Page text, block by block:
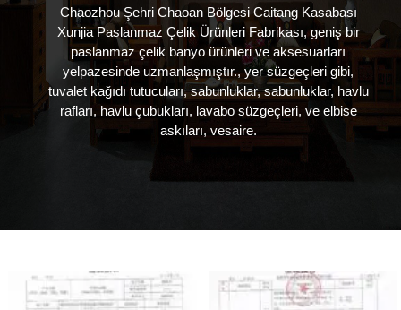
(gxunjia'nın sergi
örnekleri) Gdxunjia
fabrikasının ürünleri web
sitesi:https://Bu ürünler
hakkında bilgi edinmek
istiyorsanız,
yapabilirsiniz…
arasında fabrikamızın
ürettiği çeşitli paslanmaz
çelik banyo ürünleri yer
alacak, paslanmaz çelik
zemin drenajları gibi,
paslanmaz çelik
havalandırma delikleri,
paslanmaz çelik elbise
(gdxunjia'nın
(gdxunjia'nın
örneklerinden biri) Eğer…
Chaozhou Şehri Chaoan Bölgesi Caitang Kasabası
Xunjia Paslanmaz Çelik Ürünleri Fabrikası, geniş bir
paslanmaz çelik banyo ürünleri ve aksesuarları
yelpazesinde uzmanlaşmıştır., yer süzgeçleri gibi,
tuvalet kağıdı tutucuları, sabunluklar, sabunluklar, havlu
rafları, havlu çubukları, lavabo süzgeçleri, ve elbise
askıları, vesaire.